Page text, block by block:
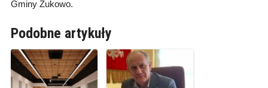
Gminy Żukowo.
Podobne artykuły